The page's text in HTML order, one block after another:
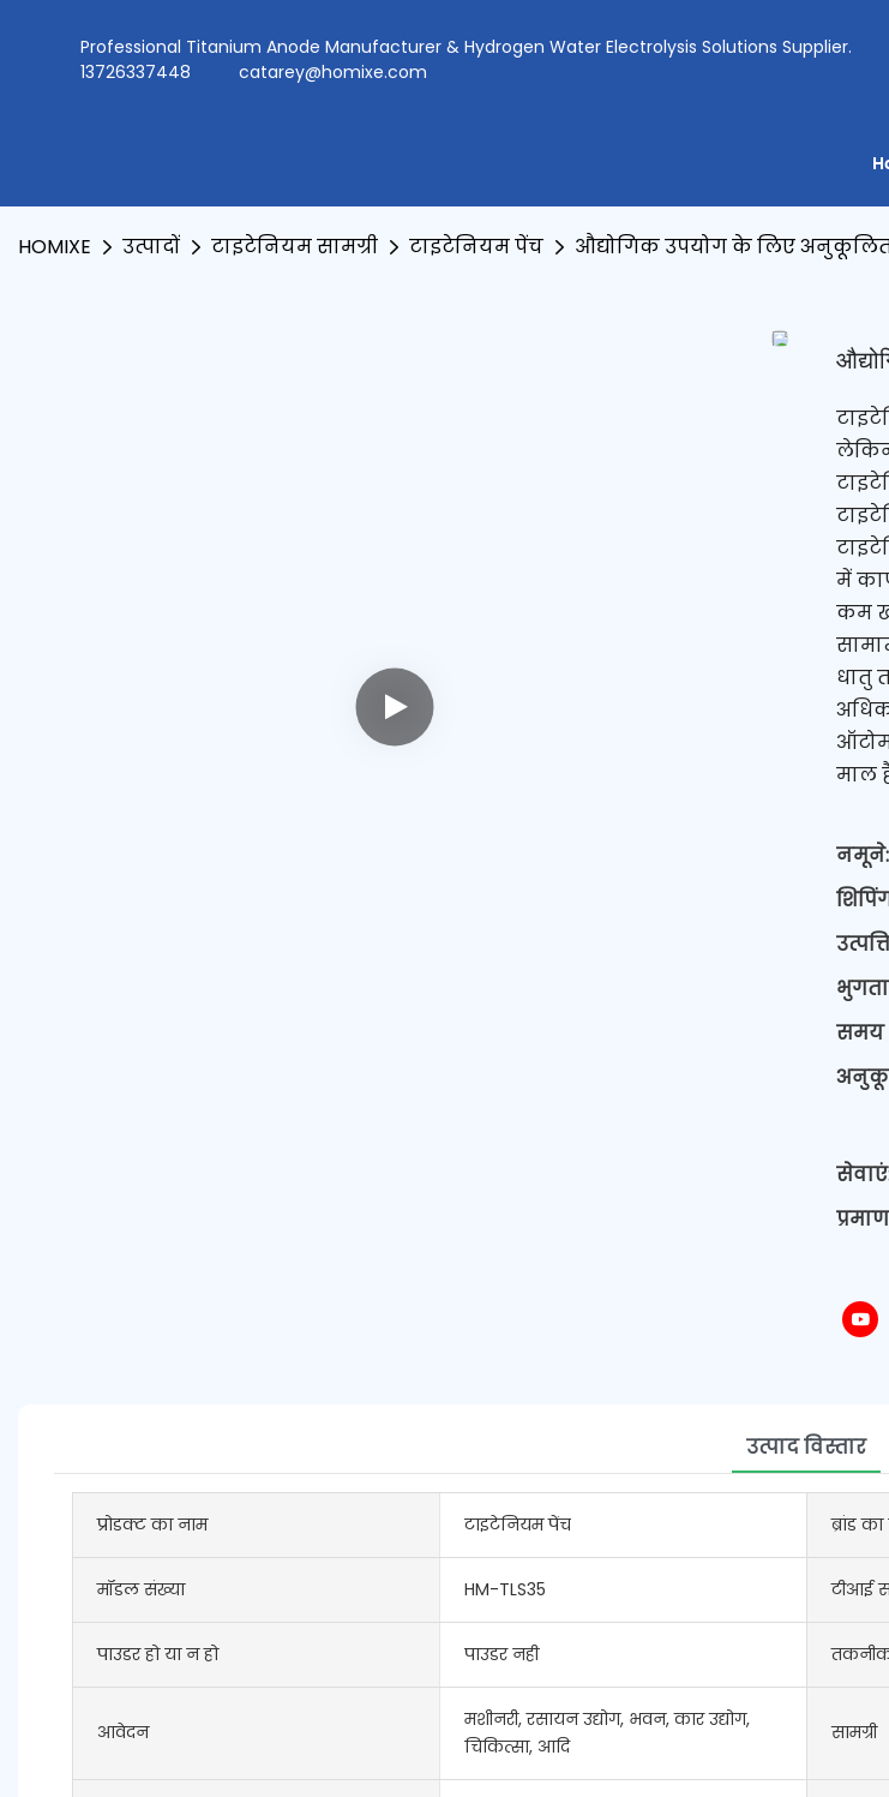
Professional Titanium Anode Manufacturer & Hydrogen Water Electrolysis Solutions
13726337448
catarey@homixe.com
HOMIXE उत्पादों टाइटेनियम सामग्री टाइटेनियम पेंच औद्योगिक उपयोग के लिए अनुकूलित
में
कम
धातु
माल
नमूने:
समय
उत्पाद विस्तार
प्रोडक्ट का नाम टाइटेनियम पेंच ब्रांड
मॉडल संख्या HM-TLS35 टीआई
पाउडर हो या न हो पाउडर नहीं
आवेदन
मशीनरी, रसायन उद्योग, भवन, कार उद्योग,
चिकित्सा, आदि
सामग्री